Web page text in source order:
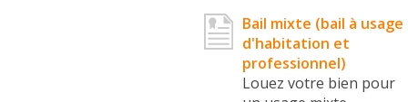
Bail mixte (bail à usage
d'habitation et
professionnel)
Louez votre bien pour